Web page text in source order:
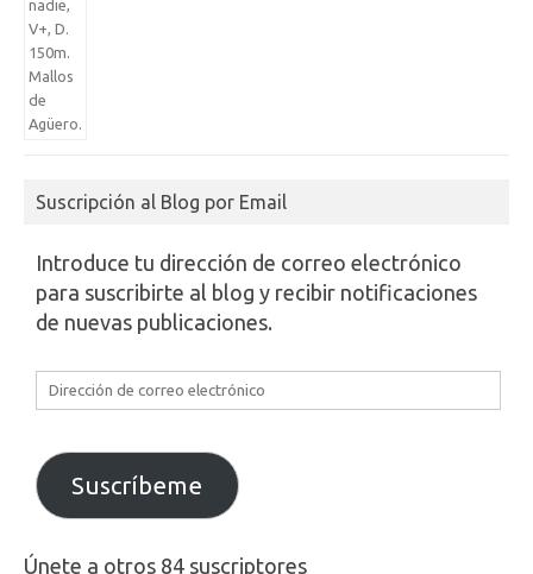
Suscripción al Blog por Email
Introduce tu dirección de correo electrónico
para suscribirte al blog y recibir notificaciones
de nuevas publicaciones.
Dirección
de
electrónico
Suscríbeme
Únete a otros 84 suscriptores